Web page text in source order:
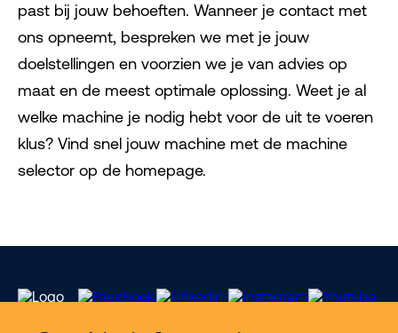
past bij jouw behoeften. Wanneer je contact met
ons opneemt, bespreken we met je jouw
doelstellingen en voorzien we je van advies op
maat en de meest optimale oplossing. Weet je al
welke machine je nodig hebt voor de uit te voeren
klus? Vind snel jouw machine met de machine
selector op de homepage.